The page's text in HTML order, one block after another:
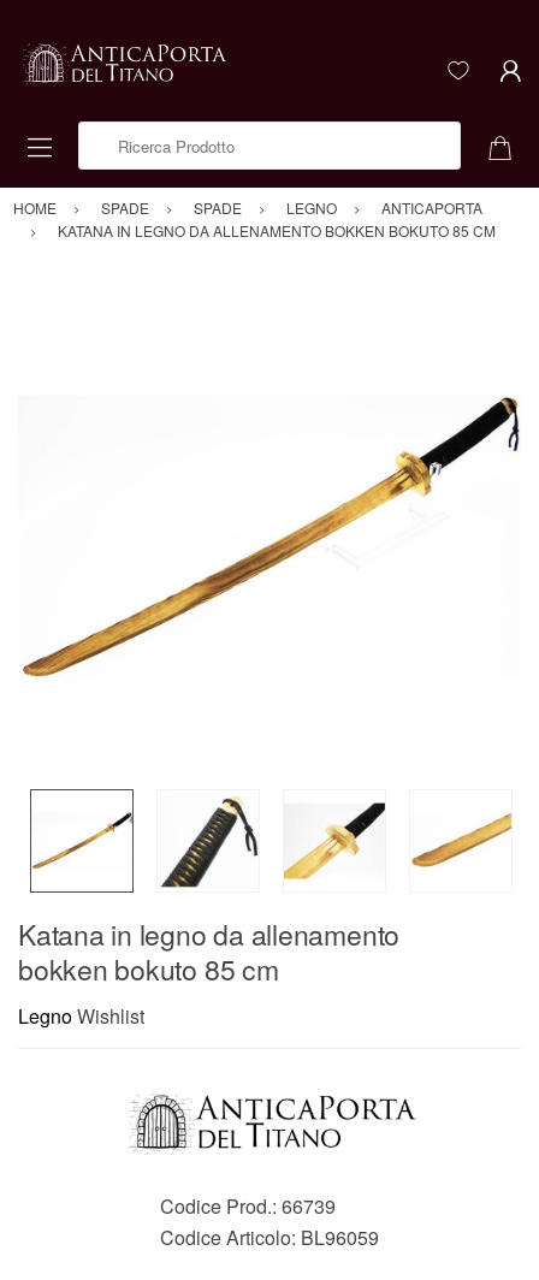
HOME SPADE SPADE LEGNO
ANTICAPORTA
KATANA IN LEGNO DA ALLENAMENTO BOKKEN BOKUTO 85 CM
Katana in legno da allenamento
bokken bokuto 85 cm
LegnoWishlist
Codice Prod.: 66739
Codice Articolo: BL96059